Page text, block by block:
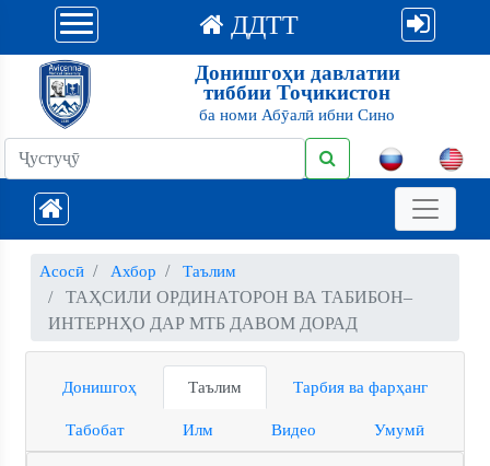
ДДТТ
Донишгоҳи давлатии
тиббии Тоҷикистон
ба номи Абӯалӣ ибни Сино
Асосӣ Ахбор Таълим
ТАҲСИЛИ ОРДИНАТОРОН ВА ТАБИБОН–
ИНТЕРНҲО ДАР МТБ ДАВОМ ДОРАД
Донишгоҳ Таълим Тарбия ва фарҳанг
Табобат Илм Видео Умумӣ